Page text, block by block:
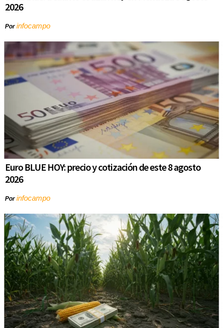
2026
Porinfocampo
Euro BLUE HOY: precio y cotización de este 8 agosto
2026
Porinfocampo